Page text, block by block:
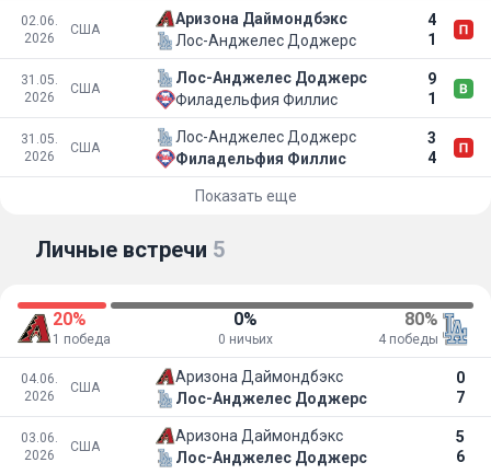
02.06.
2026
США
Аризона Даймондбэкс
4
1
Лос-Анджелес Доджерс
31.05.
2026
США
Лос-Анджелес Доджерс
9
1
Филадельфия Филлис
31.05.
2026
США
Лос-Анджелес Доджерс
3
4
Филадельфия Филлис
Показать еще
Личные встречи 5
20%
1 победа
0%
0 ничьих
80%
4 победы
04.06.
2026
США
Аризона Даймондбэкс
0
7
Лос-Анджелес Доджерс
03.06.
2026
США
Аризона Даймондбэкс
5
6
Лос-Анджелес Доджерс